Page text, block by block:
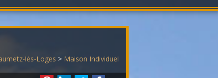
lès-Loges > Maison Individuelle en vente Beaumetz-lès-